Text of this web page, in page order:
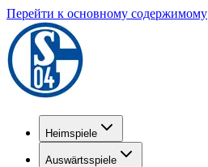
Перейти к основному содержимому
Heimspiele
Auswärtsspiele